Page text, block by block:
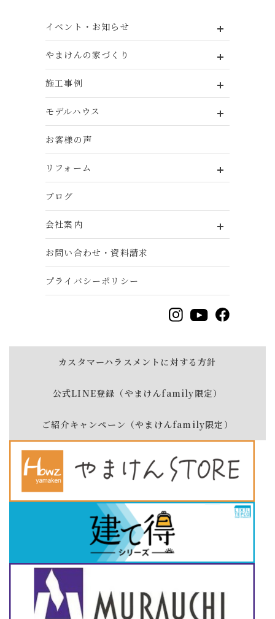
イベント・お知らせ
やまけんの家づくり
施工事例
モデルハウス
お客様の声
リフォーム
ブログ
会社案内
お問い合わせ・資料請求
プライバシーポリシー
カスタマーハラスメントに対する方針
公式LINE登録（やまけんfamily限定）
ご紹介キャンペーン（やまけんfamily限定）